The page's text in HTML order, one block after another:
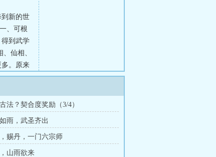
新的世
、可根
到武学
仙相、
。原来
修，
穹天。
法？契合度奖励（3/4）
雨，武圣齐出
赐丹，一门六宗师
山雨欲来